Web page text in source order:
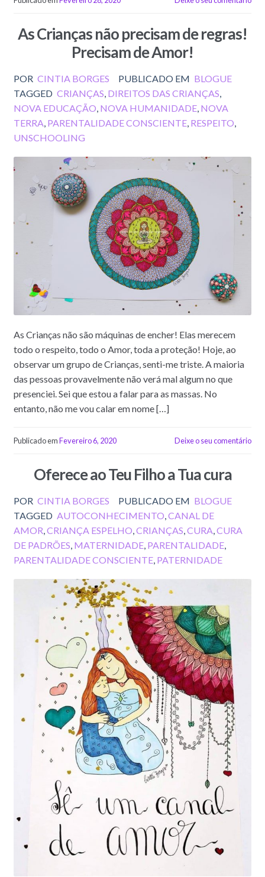
As Crianças não precisam de regras!
Precisam de Amor!
POR CINTIA BORGES PUBLICADO EM BLOGUE
TAGGED CRIANÇAS, DIREITOS DAS CRIANÇAS,
NOVA EDUCAÇÃO, NOVA HUMANIDADE, NOVA
TERRA, PARENTALIDADE CONSCIENTE, RESPEITO,
UNSCHOOLING
As Crianças não são máquinas de encher! Elas merecem
todo o respeito, todo o Amor, toda a proteção! Hoje, ao
observar um grupo de Crianças, senti-me triste. A maioria
das pessoas provavelmente não verá mal algum no que
presenciei. Sei que estou a falar para as massas. No
entanto, não me vou calar em nome […]
Publicado emFevereiro 6, 2020 Deixe o seu comentário
Oferece ao Teu Filho a Tua cura
POR CINTIA BORGES PUBLICADO EM BLOGUE
TAGGED AUTOCONHECIMENTO,CANAL DE
AMOR,CRIANÇA ESPELHO,CRIANÇAS,CURA,CURA
DE PADRÕES, MATERNIDADE, PARENTALIDADE,
PARENTALIDADE CONSCIENTE, PATERNIDADE